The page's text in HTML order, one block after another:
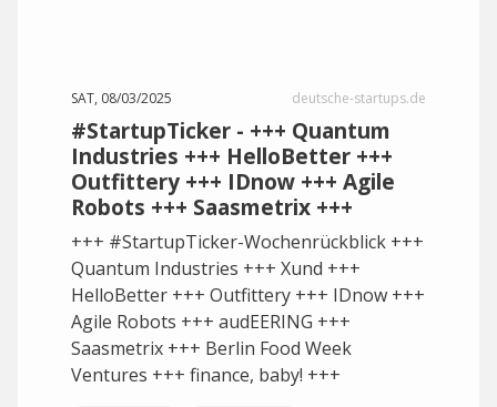
SAT, 08/03/2025 deutsche-startups.de
#StartupTicker - +++ Quantum
Industries +++ HelloBetter +++
Outfittery +++ IDnow +++ Agile
Robots +++ Saasmetrix +++
+++ #StartupTicker-Wochenrückblick +++
Quantum Industries +++ Xund +++
HelloBetter +++ Outfittery +++ IDnow +++
Agile Robots +++ audEERING +++
Saasmetrix +++ Berlin Food Week
Ventures +++ finance, baby! +++